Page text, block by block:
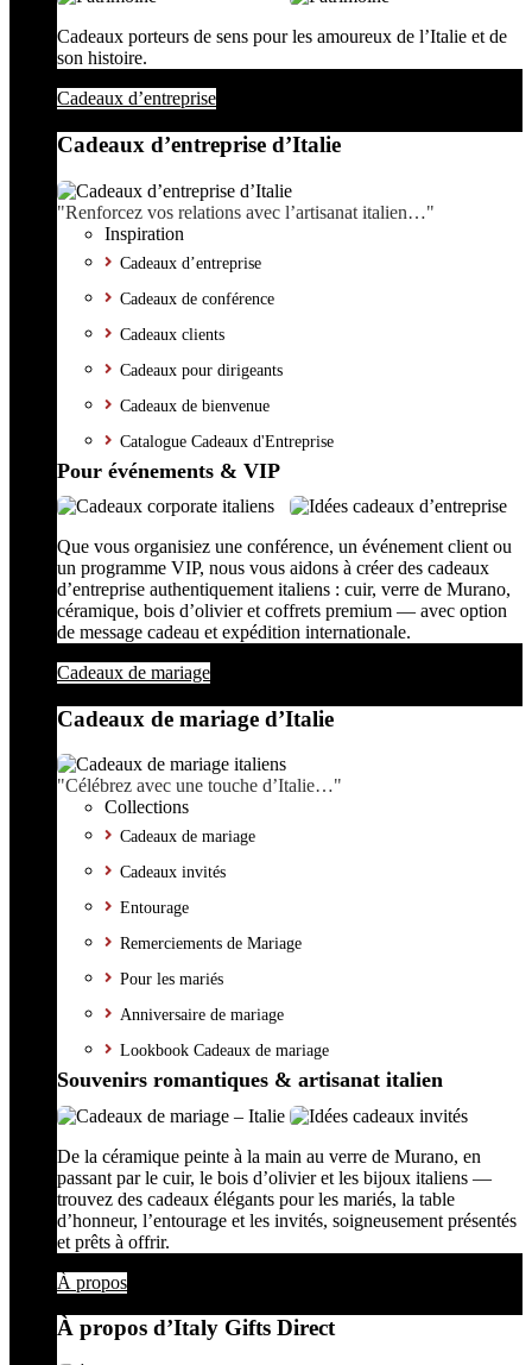
Cadeaux porteurs de sens pour les amoureux de l’Italie et de
son histoire.
Cadeaux d’entreprise
Cadeaux d’entreprise d’Italie
"Renforcez vos relations avec l’artisanat italien…"
Inspiration
Cadeaux d’entreprise
Cadeaux de conférence
Cadeaux clients
Cadeaux pour dirigeants
Cadeaux de bienvenue
Catalogue Cadeaux d'Entreprise
Pour événements & VIP
Que vous organisiez une conférence, un événement client ou
un programme VIP, nous vous aidons à créer des cadeaux
d’entreprise authentiquement italiens : cuir, verre de Murano,
céramique, bois d’olivier et coffrets premium — avec option
de message cadeau et expédition internationale.
Cadeaux de mariage
Cadeaux de mariage d’Italie
"Célébrez avec une touche d’Italie…"
Collections
Cadeaux de mariage
Cadeaux invités
Entourage
Remerciements de Mariage
Pour les mariés
Anniversaire de mariage
Lookbook Cadeaux de mariage
Souvenirs romantiques & artisanat italien
De la céramique peinte à la main au verre de Murano, en
passant par le cuir, le bois d’olivier et les bijoux italiens —
trouvez des cadeaux élégants pour les mariés, la table
d’honneur, l’entourage et les invités, soigneusement présentés
et prêts à offrir.
À propos
À propos d’Italy Gifts Direct